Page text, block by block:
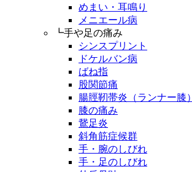
めまい・耳鳴り
メニエール病
┗手や足の痛み
シンスプリント
ドケルバン病
ばね指
股関節痛
腸脛靭帯炎（ランナー膝）
膝の痛み
鵞足炎
斜角筋症候群
手・腕のしびれ
手・足のしびれ